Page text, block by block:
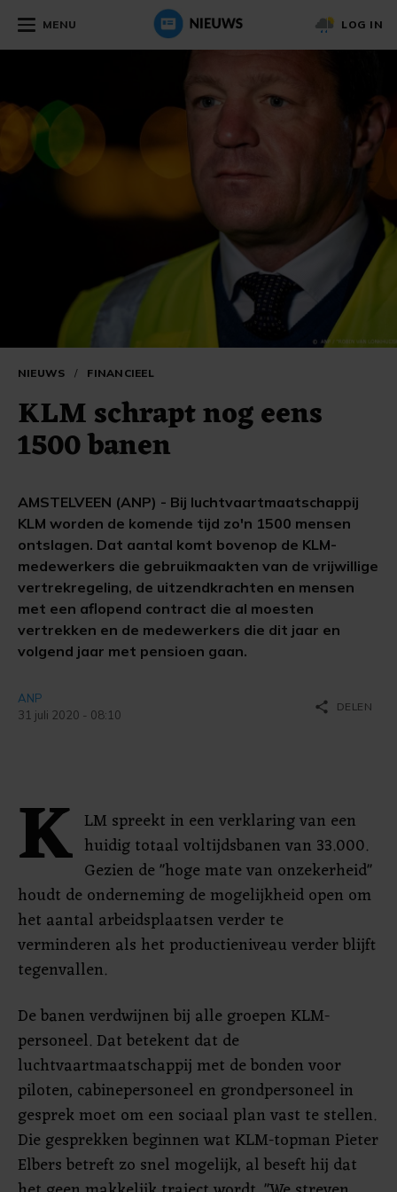
MENU LOG IN
NIEUWS / FINANCIEEL
KLM schrapt nog eens
1500 banen
AMSTELVEEN (ANP) - Bij luchtvaartmaatschappij
KLM worden de komende tijd zo'n 1500 mensen
ontslagen. Dat aantal komt bovenop de KLM-
medewerkers die gebruikmaakten van de vrijwillige
vertrekregeling, de uitzendkrachten en mensen
met een aflopend contract die al moesten
vertrekken en de medewerkers die dit jaar en
volgend jaar met pensioen gaan.
ANP
31 juli 2020 - 08:10
share DELEN
K LM spreekt in een verklaring van een
huidig totaal voltijdsbanen van 33.000.
Gezien de "hoge mate van onzekerheid"
houdt de onderneming de mogelijkheid open om
het aantal arbeidsplaatsen verder te
verminderen als het productieniveau verder blijft
tegenvallen.
De banen verdwijnen bij alle groepen KLM-
personeel. Dat betekent dat de
luchtvaartmaatschappij met de bonden voor
piloten, cabinepersoneel en grondpersoneel in
gesprek moet om een sociaal plan vast te stellen.
Die gesprekken beginnen wat KLM-topman Pieter
Elbers betreft zo snel mogelijk, al beseft hij dat